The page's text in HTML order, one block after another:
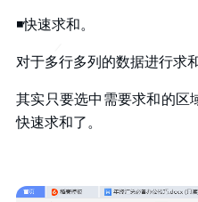
◾快速求和。
对于多行多列的数据进行求
其实只要选中需要求和的区
快速求和了。